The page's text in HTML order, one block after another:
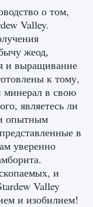
of Ava
0 0
о том,
Valley.
жеод,
и выращивание
к тому,
минерал в свою
являетесь ли
опытным
в
уверенно
и
Valley
и изобилием!